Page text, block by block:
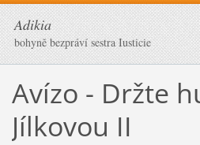
Adikia
bohyně bezpráví sestra Iusticie
Avízo - Držte
Jílkovou II